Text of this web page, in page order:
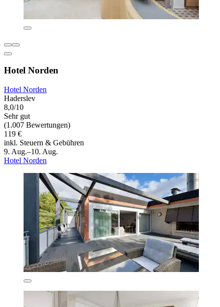
Hotel Norden
Hotel Norden
Haderslev
8,0/10
Sehr gut
(1.007 Bewertungen)
119 €
inkl. Steuern & Gebühren
9. Aug.–10. Aug.
Hotel Norden